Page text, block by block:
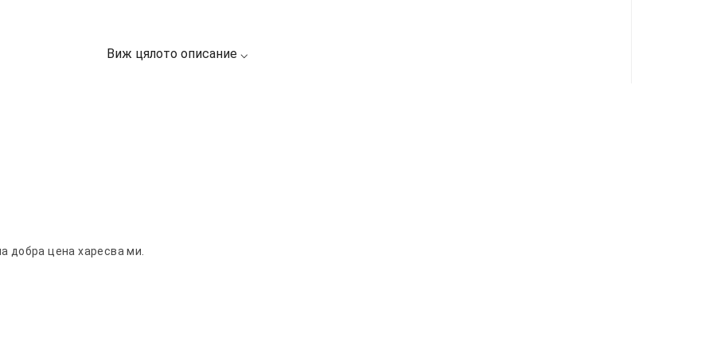
добра цена харесва ми.